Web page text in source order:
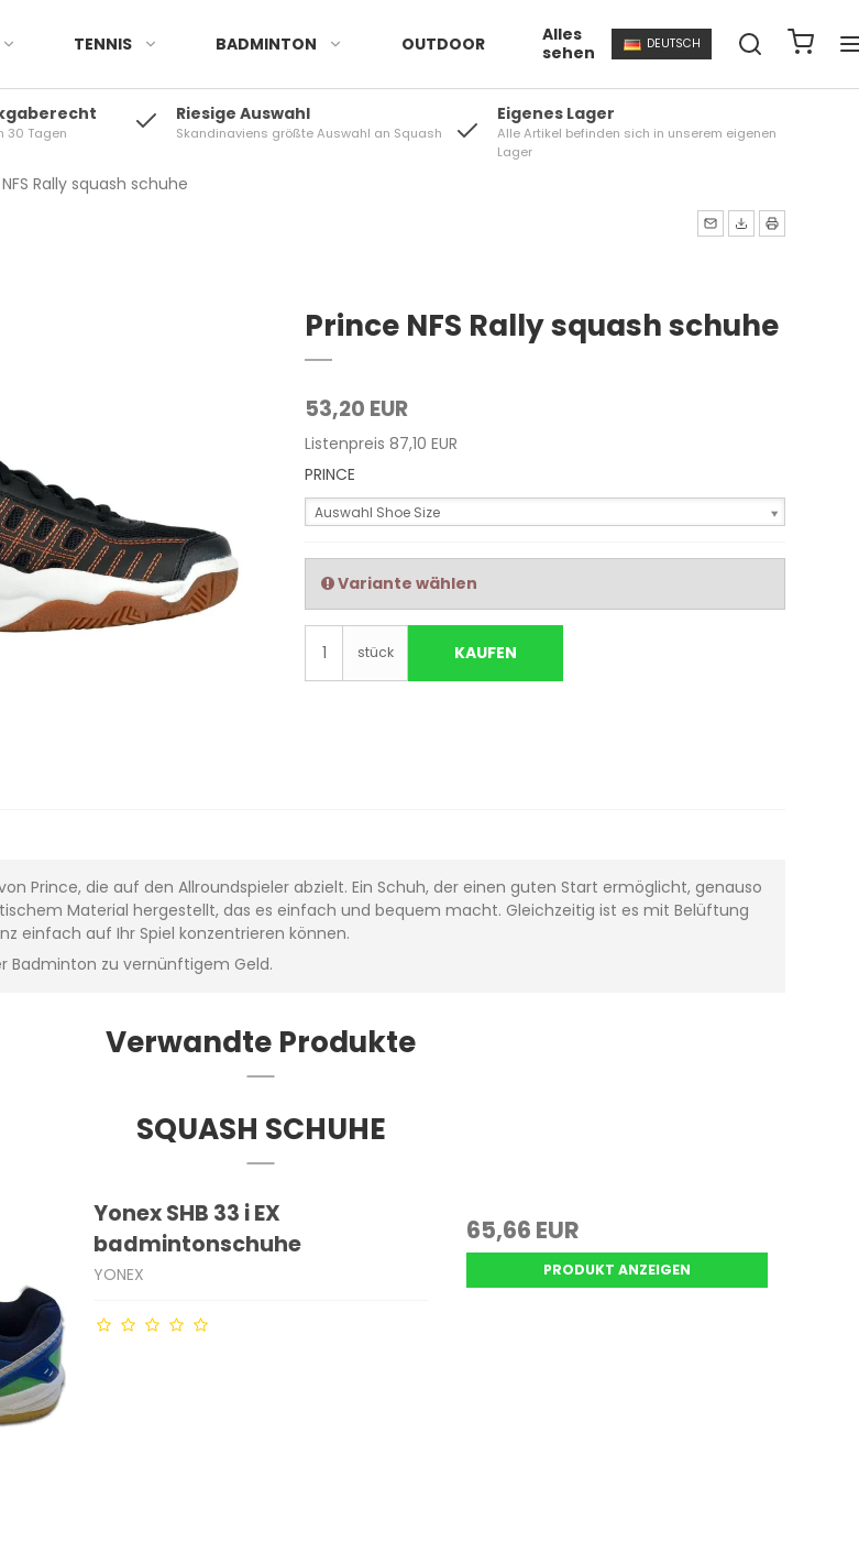
TENNIS BADMINTON OUTDOOR
Alles
sehen
DEUTSCH
30 Tagen
Riesige Auswahl
Skandinaviens größte Auswahl an Squash
Eigenes Lager
Alle Artikel befinden sich in unserem eigenen
Lager
Rally squash schuhe
Prince NFS Rally squash schuhe
53,20 EUR
Listenpreis 87,10 EUR
PRINCE
Auswahl Shoe Size
Variante wählen
stück KAUFEN
von Prince, die auf den Allroundspieler abzielt. Ein Schuh, der einen guten Start ermöglicht, genauso
Material hergestellt, das es einfach und bequem macht. Gleichzeitig ist es mit Belüftung
einfach auf Ihr Spiel konzentrieren können.
Badminton zu vernünftigem Geld.
Verwandte Produkte
SQUASH SCHUHE
Yonex SHB 33 i EX
badmintonschuhe
YONEX
65,66 EUR
PRODUKT ANZEIGEN